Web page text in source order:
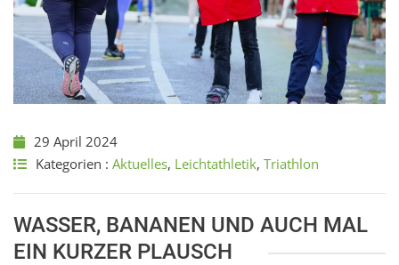
29 April 2024
Kategorien : Aktuelles, Leichtathletik, Triathlon
WASSER, BANANEN UND AUCH MAL
EIN KURZER PLAUSCH